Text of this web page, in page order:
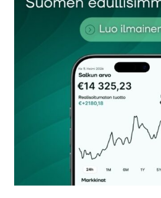
rekisteröityä
Sähköpostiosoitettasi ei julkaista.
kentät on merkitty*
Kommentti